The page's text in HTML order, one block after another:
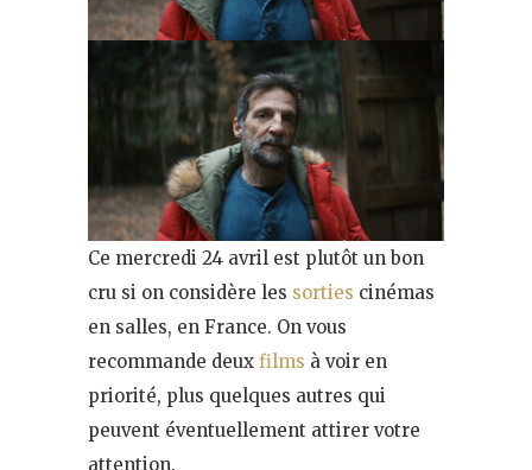
Ce mercredi 24 avril est plutôt un bon
cru si on considère les sorties cinémas
en salles, en France. On vous
recommande deux films à voir en
priorité, plus quelques autres qui
peuvent éventuellement attirer votre
attention.